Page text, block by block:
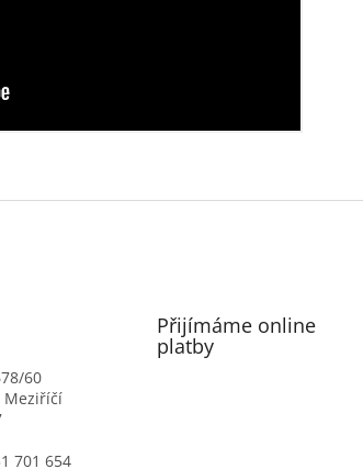
60
Meziříčí
701 654
Přijímáme online
platby